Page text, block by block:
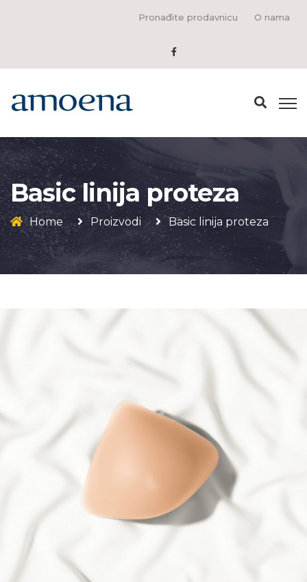
Pronađite prodavnicu O nama
Basic linija proteza
Home Proizvodi Basic linija proteza